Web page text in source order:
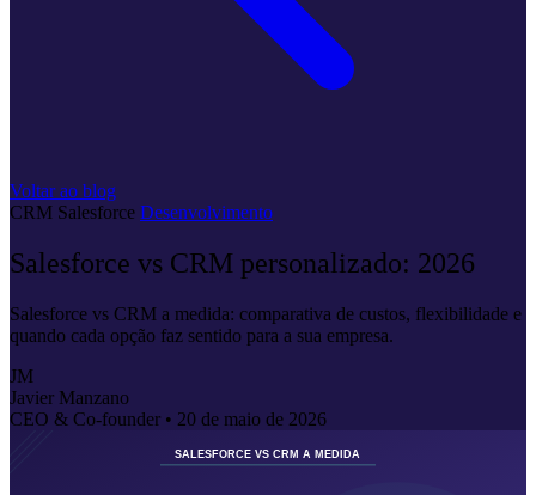
Voltar ao blog
CRM Salesforce Desenvolvimento
Salesforce vs CRM personalizado: 2026
Salesforce vs CRM a medida: comparativa de custos, flexibilidade e
quando cada opção faz sentido para a sua empresa.
JM
Javier Manzano
CEO & Co-founder • 20 de maio de 2026